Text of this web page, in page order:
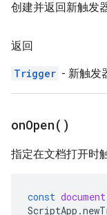
创建并返回新触发器
返回
Trigger - 新触发
onOpen( )
指定在文档打开时
const document
ScriptApp .